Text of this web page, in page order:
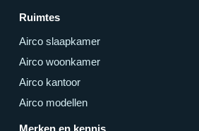
Ruimtes
Airco slaapkamer
Airco woonkamer
Airco kantoor
Airco modellen
Merken en kennis